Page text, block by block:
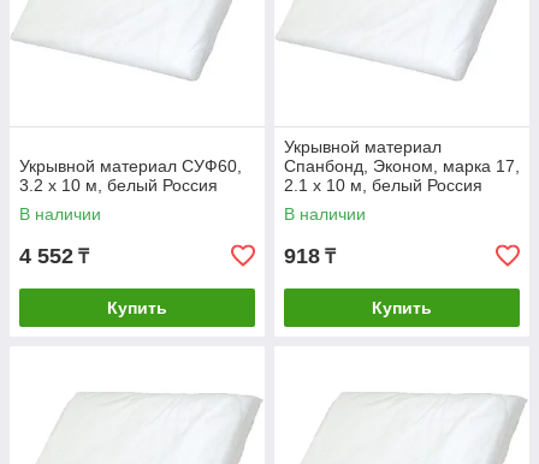
Укрывной материал СУФ60,
3.2 х 10 м, белый Россия
В наличии
4 552 ₸
Купить
Укрывной материал
Спанбонд, Эконом, марка 17,
2.1 х 10 м, белый Россия
В наличии
918 ₸
Купить